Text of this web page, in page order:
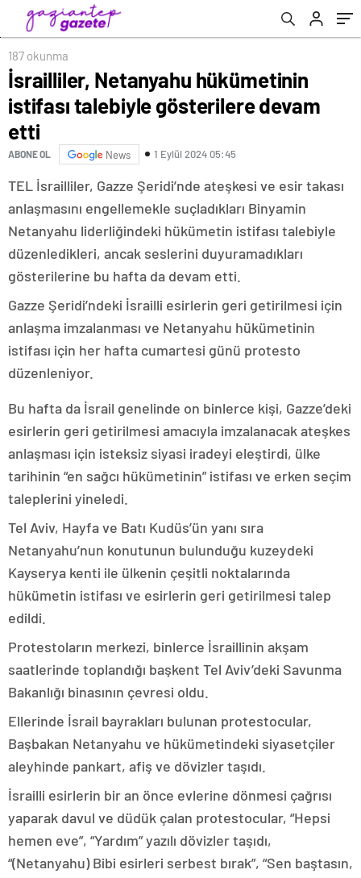
187 okunma
İsrailliler, Netanyahu hükümetinin
istifası talebiyle gösterilere devam
etti
ABONE OL News 1 Eylül 2024 05:45
TEL İsrailliler, Gazze Şeridi’nde ateşkesi ve esir takası
anlaşmasını engellemekle suçladıkları Binyamin
Netanyahu liderliğindeki hükümetin istifası talebiyle
düzenledikleri, ancak seslerini duyuramadıkları
gösterilerine bu hafta da devam etti.
Gazze Şeridi’ndeki İsrailli esirlerin geri getirilmesi için
anlaşma imzalanması ve Netanyahu hükümetinin
istifası için her hafta cumartesi günü protesto
düzenleniyor.
Bu hafta da İsrail genelinde on binlerce kişi, Gazze’deki
esirlerin geri getirilmesi amacıyla imzalanacak ateşkes
anlaşması için isteksiz siyasi iradeyi eleştirdi, ülke
tarihinin “en sağcı hükümetinin” istifası ve erken seçim
taleplerini yineledi.
Tel Aviv, Hayfa ve Batı Kudüs’ün yanı sıra
Netanyahu’nun konutunun bulunduğu kuzeydeki
Kayserya kenti ile ülkenin çeşitli noktalarında
hükümetin istifası ve esirlerin geri getirilmesi talep
edildi.
Protestoların merkezi, binlerce İsraillinin akşam
saatlerinde toplandığı başkent Tel Aviv’deki Savunma
Bakanlığı binasının çevresi oldu.
Ellerinde İsrail bayrakları bulunan protestocular,
Başbakan Netanyahu ve hükümetindeki siyasetçiler
aleyhinde pankart, afiş ve dövizler taşıdı.
İsrailli esirlerin bir an önce evlerine dönmesi çağrısı
yaparak davul ve düdük çalan protestocular, “Hepsi
hemen eve”, “Yardım” yazılı dövizler taşıdı,
“(Netanyahu) Bibi esirleri serbest bırak”, “Sen baştasın,